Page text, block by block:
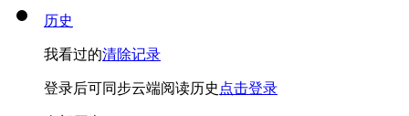
历史
我看过的清除记录
登录后可同步云端阅读历史 点击登录